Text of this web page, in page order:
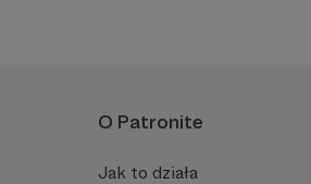
O Patronite
Jak to działa